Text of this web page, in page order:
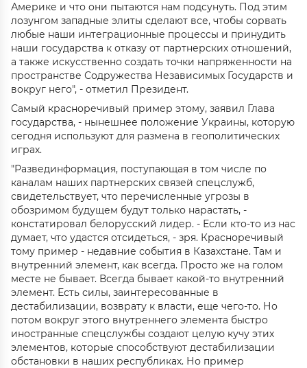
Америке и что они пытаются нам подсунуть. Под этим
лозунгом западные элиты сделают все, чтобы сорвать
любые наши интеграционные процессы и принудить
наши государства к отказу от партнерских отношений,
а также искусственно создать точки напряженности на
пространстве Содружества Независимых Государств и
вокруг него", - отметил Президент.
Самый красноречивый пример этому, заявил Глава
государства, - нынешнее положение Украины, которую
сегодня используют для размена в геополитических
играх.
"Развединформация, поступающая в том числе по
каналам наших партнерских связей спецслужб,
свидетельствует, что перечисленные угрозы в
обозримом будущем будут только нарастать, -
констатировал белорусский лидер. - Если кто-то из нас
думает, что удастся отсидеться, - зря. Красноречивый
тому пример - недавние события в Казахстане. Там и
внутренний элемент, как всегда. Просто же на голом
месте не бывает. Всегда бывает какой-то внутренний
элемент. Есть силы, заинтересованные в
дестабилизации, возврату к власти, еще чего-то. Но
потом вокруг этого внутреннего элемента быстро
иностранные спецслужбы создают целую кучу этих
элементов, которые способствуют дестабилизации
обстановки в наших республиках. Но пример